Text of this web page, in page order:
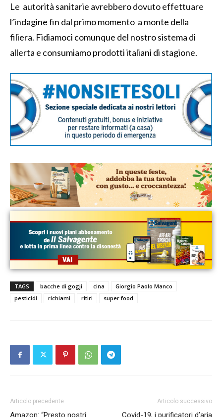
Le autorità sanitarie avrebbero dovuto effettuare
l’indagine fin dal primo momento a monte della
filiera. Fidiamoci comunque del nostro sistema di
allerta e consumiamo prodotti italiani di stagione.
TAGS bacche di gogji cina
Giorgio Paolo Manco
pesticidi
richiami ritiri super food
Articolo precedente
Amazon: “Presto nostri
Articolo successivo
Covid-19, i purificatori d’aria